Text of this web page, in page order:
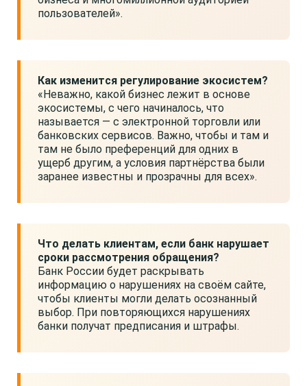
пользователей».
Как изменится регулирование экосистем?
«Неважно, какой бизнес лежит в основе
экосистемы, с чего начиналось, что
называется — с электронной торговли или
банковских сервисов. Важно, чтобы и там и
там не было преференций для одних в
ущерб другим, а условия партнёрства были
заранее известны и прозрачны для всех».
Что делать клиентам, если банк нарушает
сроки рассмотрения обращения?
Банк России будет раскрывать
информацию о нарушениях на своём сайте,
чтобы клиенты могли делать осознанный
выбор. При повторяющихся нарушениях
банки получат предписания и штрафы.